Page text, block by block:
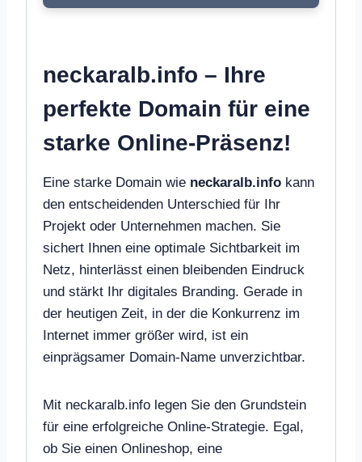
neckaralb.info – Ihre
perfekte Domain für eine
starke Online-Präsenz!
Eine starke Domain wie neckaralb.info kann
den entscheidenden Unterschied für Ihr
Projekt oder Unternehmen machen. Sie
sichert Ihnen eine optimale Sichtbarkeit im
Netz, hinterlässt einen bleibenden Eindruck
und stärkt Ihr digitales Branding. Gerade in
der heutigen Zeit, in der die Konkurrenz im
Internet immer größer wird, ist ein
einprägsamer Domain-Name unverzichtbar.
Mit neckaralb.info legen Sie den Grundstein
für eine erfolgreiche Online-Strategie. Egal,
ob Sie einen Onlineshop, eine